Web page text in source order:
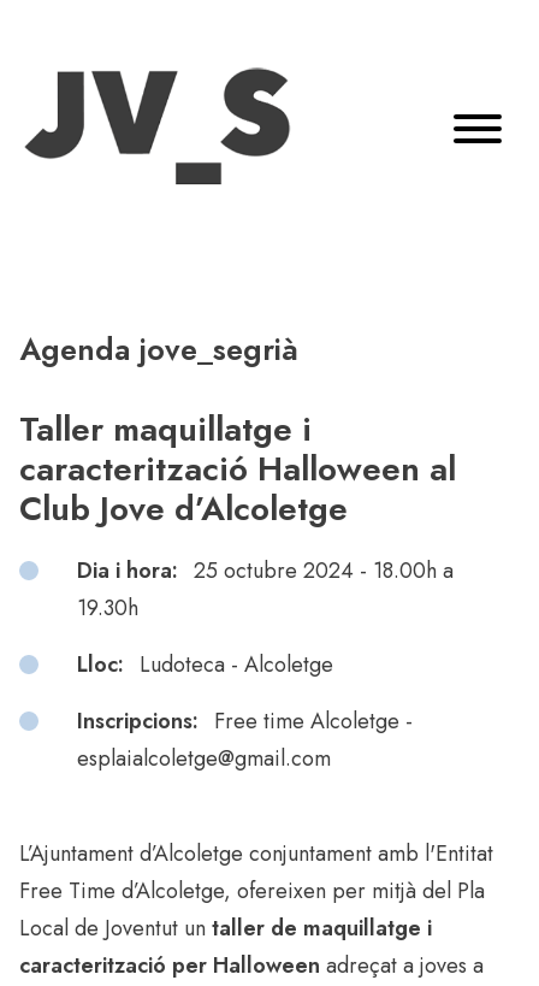
Agenda jove_segrià
Taller maquillatge i
caracterització Halloween al
Club Jove d’Alcoletge
Dia i hora: 25 octubre 2024 - 18.00h a
19.30h
Lloc: Ludoteca - Alcoletge
Inscripcions: Free time Alcoletge -
esplaialcoletge@gmail.com
L’Ajuntament d’Alcoletge conjuntament amb l'Entitat
Free Time d’Alcoletge, ofereixen per mitjà del Pla
Local de Joventut untaller de maquillatge i
caracterització per Halloween adreçat a joves a